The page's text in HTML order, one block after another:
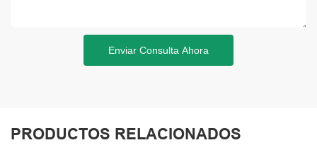
Enviar Consulta Ahora
PRODUCTOS RELACIONADOS